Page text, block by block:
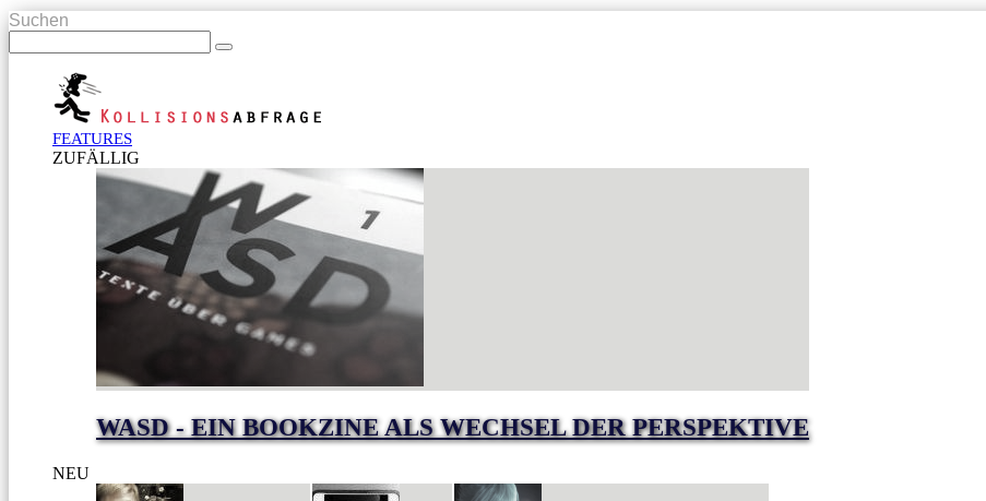
Suchen
FEATURES
ZUFÄLLIG
WASD - EIN BOOKZINE ALS WECHSEL DER PERSPEKTIVE
NEU